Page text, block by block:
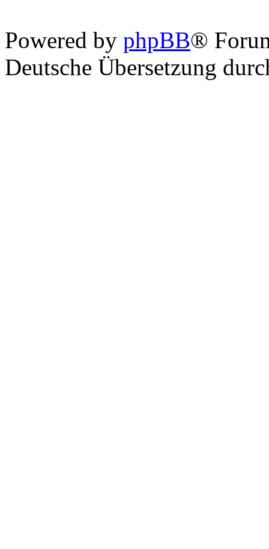
Powered by phpBB®
Deutsche Übersetzung